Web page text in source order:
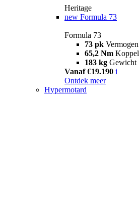
Heritage
new Formula 73
Formula 73
73 pk Vermogen
65,2 Nm Koppel
183 kg Gewicht
Vanaf €19.190 i
Ontdek meer
Hypermotard